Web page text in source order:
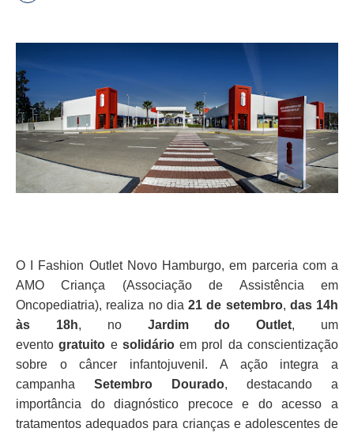
O I Fashion Outlet Novo Hamburgo, em parceria com a
AMO Criança (Associação de Assistência em
Oncopediatria), realiza no dia 21 de setembro, das 14h
às 18h, no Jardim do Outlet, um
eventogratuito esolidárioem prol da conscientização
sobre o câncer infantojuvenil. A ação integra a
campanha Setembro Dourado, destacando a
importância do diagnóstico precoce e do acesso a
tratamentos adequados para crianças e adolescentes de